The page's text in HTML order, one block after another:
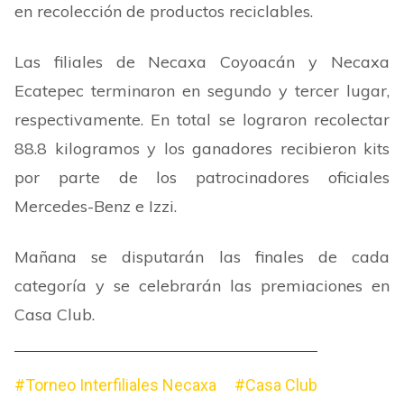
en recolección de productos reciclables.
Las filiales de Necaxa Coyoacán y Necaxa
Ecatepec terminaron en segundo y tercer lugar,
respectivamente. En total se lograron recolectar
88.8 kilogramos y los ganadores recibieron kits
por parte de los patrocinadores oficiales
Mercedes-Benz e Izzi.
Mañana se disputarán las finales de cada
categoría y se celebrarán las premiaciones en
Casa Club.
#Torneo Interfiliales Necaxa #Casa Club